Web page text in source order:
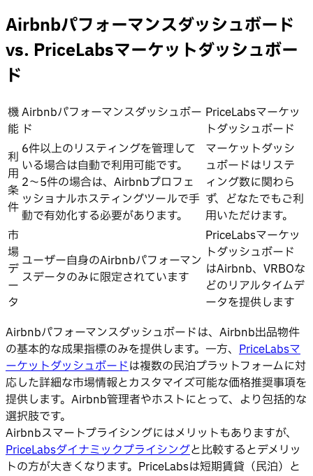
Airbnbパフォーマンスダッシュボード
vs. PriceLabsマーケットダッシュボー
ド
機
能
Airbnbパフォーマンスダッシュボー
ド
PriceLabsマーケッ
トダッシュボード
利
用
条
件
6件以上のリスティングを管理して
いる場合は自動で利用可能です。
2〜5件の場合は、Airbnbプロフェ
ッショナルホスティングツールで手
動で有効化する必要があります。
マーケットダッシ
ュボードはリステ
ィング数に関わら
ず、どなたでもご利
用いただけます。
市
場
デ
ー
タ
ユーザー自身のAirbnbパフォーマン
スデータのみに限定されています
PriceLabsマーケッ
トダッシュボード
はAirbnb、VRBOな
どのリアルタイムデ
ータを提供します
Airbnbパフォーマンスダッシュボードは、Airbnb出品物件
の基本的な成果指標のみを提供します。一方、 PriceLabsマ
ーケットダッシュボードは複数の民泊プラットフォームに対
応した詳細な市場情報とカスタマイズ可能な価格推奨事項を
提供します。Airbnb管理者やホストにとって、より包括的な
選択肢です。
Airbnbスマートプライシングにはメリットもありますが、
PriceLabsダイナミックプライシングと比較するとデメリッ
トの方が大きくなります。PriceLabsは短期賃貸（民泊）と